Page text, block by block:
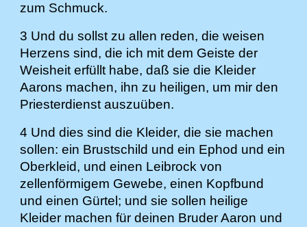
zum Schmuck.
3 Und du sollst zu allen reden, die weisen
Herzens sind, die ich mit dem Geiste der
Weisheit erfüllt habe, daß sie die Kleider
Aarons machen, ihn zu heiligen, um mir den
Priesterdienst auszuüben.
4 Und dies sind die Kleider, die sie machen
sollen: ein Brustschild und ein Ephod und ein
Oberkleid, und einen Leibrock von
zellenförmigem Gewebe, einen Kopfbund
und einen Gürtel; und sie sollen heilige
Kleider machen für deinen Bruder Aaron und